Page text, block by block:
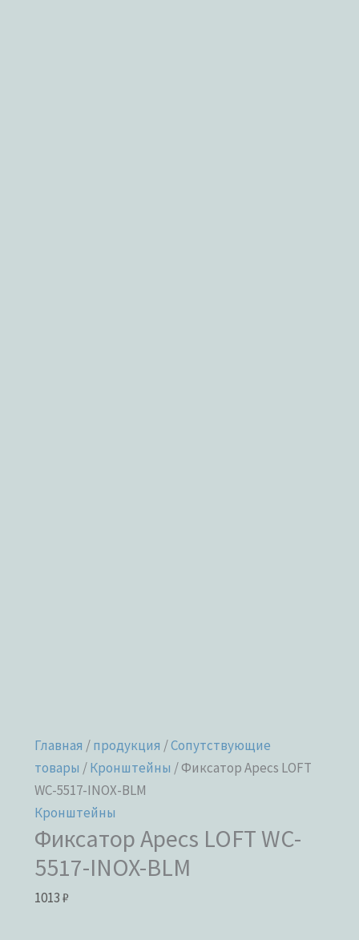
Главная /продукция /Сопутствующие
товары /Кронштейны / Фиксатор Apecs LOFT
WC-5517-INOX-BLM
Кронштейны
Фиксатор Apecs LOFT WC-
5517-INOX-BLM
1013₽